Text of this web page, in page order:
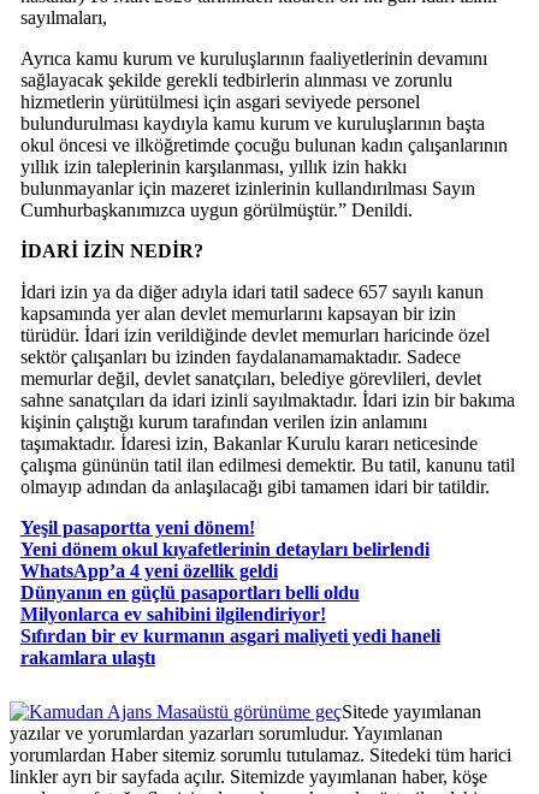
sayılmaları,
Ayrıca kamu kurum ve kuruluşlarının faaliyetlerinin devamını
sağlayacak şekilde gerekli tedbirlerin alınması ve zorunlu
hizmetlerin yürütülmesi için asgari seviyede personel
bulundurulması kaydıyla kamu kurum ve kuruluşlarının başta
okul öncesi ve ilköğretimde çocuğu bulunan kadın çalışanlarının
yıllık izin taleplerinin karşılanması, yıllık izin hakkı
bulunmayanlar için mazeret izinlerinin kullandırılması Sayın
Cumhurbaşkanımızca uygun görülmüştür.” Denildi.
İDARİ İZİN NEDİR?
İdari izin ya da diğer adıyla idari tatil sadece 657 sayılı kanun
kapsamında yer alan devlet memurlarını kapsayan bir izin
türüdür. İdari izin verildiğinde devlet memurları haricinde özel
sektör çalışanları bu izinden faydalanamamaktadır. Sadece
memurlar değil, devlet sanatçıları, belediye görevlileri, devlet
sahne sanatçıları da idari izinli sayılmaktadır. İdari izin bir bakıma
kişinin çalıştığı kurum tarafından verilen izin anlamını
taşımaktadır. İdaresi izin, Bakanlar Kurulu kararı neticesinde
çalışma gününün tatil ilan edilmesi demektir. Bu tatil, kanunu tatil
olmayıp adından da anlaşılacağı gibi tamamen idari bir tatildir.
Yeşil pasaportta yeni dönem!
Yeni dönem okul kıyafetlerinin detayları belirlendi
WhatsApp’a 4 yeni özellik geldi
Dünyanın en güçlü pasaportları belli oldu
Milyonlarca ev sahibini ilgilendiriyor!
Sıfırdan bir ev kurmanın asgari maliyeti yedi haneli
rakamlara ulaştı
Masaüstü görünüme geçSitede yayımlanan
yazılar ve yorumlardan yazarları sorumludur. Yayımlanan
yorumlardan Haber sitemiz sorumlu tutulamaz. Sitedeki tüm harici
linkler ayrı bir sayfada açılır. Sitemizde yayımlanan haber, köşe